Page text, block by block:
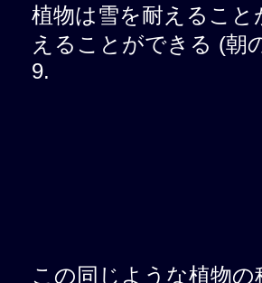
植物は雪を耐えるこ
えることができる (朝
9.
この同じような植物